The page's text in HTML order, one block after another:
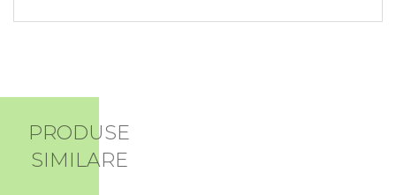
PRODUSE
SIMILARE